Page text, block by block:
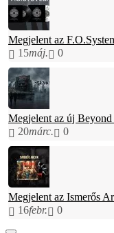
Megjelent az
15máj. 0
Megjelent az új
20márc. 0
Megjelent az Ismerős
16febr. 0